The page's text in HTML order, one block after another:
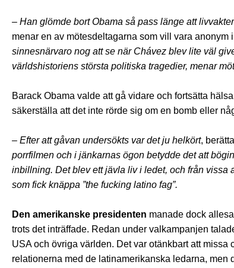
– Han glömde bort Obama så pass länge att
menar en av mötesdeltagarna som vill vara anonym
sinnesnärvaro nog att se när Chávez blev lite väl
världshistoriens största politiska tragedier, menar
Barack Obama valde att gå vidare och fortsätta
säkerställa att det inte rörde sig om en bomb eller
– Efter att gåvan undersökts var det ju helkört,
porrfilmen och i jänkarnas ögon betydde det att
inbillning. Det blev ett jävla liv i ledet, och från vissa
som fick knäppa ”the fucking latino fag”.
Den amerikanske presidenten manade dock
trots det inträffade. Redan under valkampanjen
USA och övriga världen. Det var otänkbart att
relationerna med de latinamerikanska ledarna, men